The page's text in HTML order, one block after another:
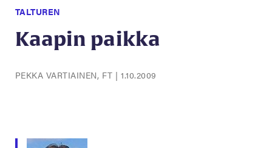
TALTUREN
Kaapin paikka
PEKKA VARTIAINEN, FT |1.10.2009